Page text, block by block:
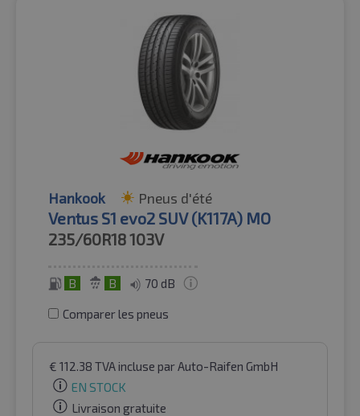
Hankook Pneus d'été
Ventus S1 evo2 SUV (K117A) MO
235/60R18103V
B B 70 dB
Comparer les pneus
€ 112.38 TVA incluse par Auto-Raifen GmbH
EN STOCK
Livraison gratuite